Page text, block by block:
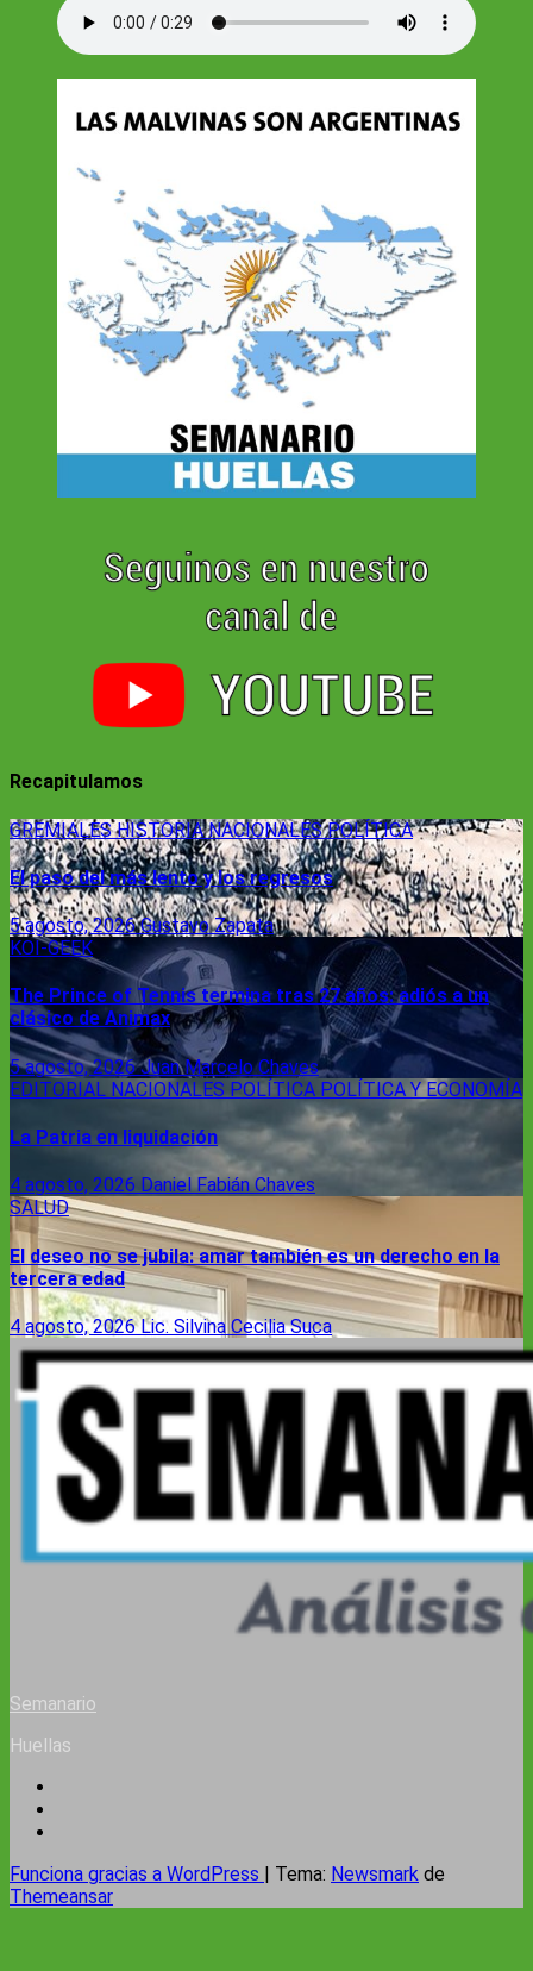
Recapitulamos
GREMIALESHISTORIANACIONALESPOLÍTICA
El paso del más lento y los regresos
5 agosto, 2026Gustavo Zapata
KOI-GEEK
The Prince of Tennis termina tras 27 años: adiós a un
clásico de Animax
5 agosto, 2026Juan Marcelo Chaves
EDITORIAL NACIONALES POLÍTICA POLÍTICA Y ECONOMÍA
La Patria en liquidación
4 agosto, 2026 Daniel Fabián Chaves
SALUD
El deseo no se jubila: amar también es un derecho en la
tercera edad
4 agosto, 2026Lic. Silvina Cecilia Suca
Semanario
Huellas
Funciona gracias a WordPress | Tema: Newsmark de
Themeansar